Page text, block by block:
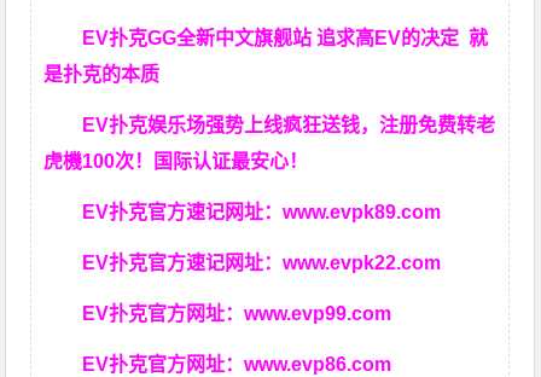
EV扑克GG全新中文旗舰站 追求高EV的决定就
是扑克的本质
EV扑克娱乐场强势上线疯狂送钱，注册免费转老
虎機100次！国际认证最安心！
EV扑克官方速记网址：www.evpk89.com
EV扑克官方速记网址：www.evpk22.com
EV扑克官方网址：www.evp99.com
EV扑克官方网址：www.evp86.com